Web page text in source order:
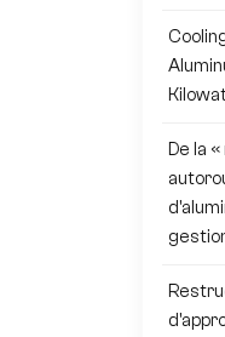
De la